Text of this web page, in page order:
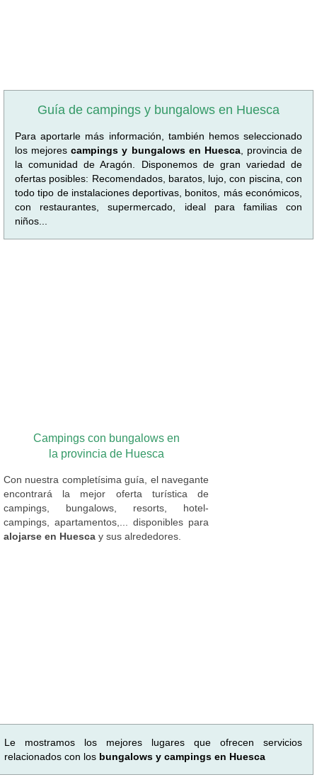
Guía de campings y bungalows en Huesca
Para aportarle más información, también hemos seleccionado
los mejorescampings y bungalows en Huesca, provincia de
la comunidad de Aragón. Disponemos de gran variedad de
ofertas posibles: Recomendados, baratos, lujo, con piscina, con
todo tipo de instalaciones deportivas, bonitos, más económicos,
con restaurantes, supermercado, ideal para familias con
niños...
Campings con bungalows en
la provincia de Huesca
Con nuestra completísima guía, el navegante
encontrará la mejor oferta turística de
campings, bungalows, resorts, hotel-
campings, apartamentos,... disponibles para
alojarse en Huesca y sus alrededores.
Le mostramos los mejores lugares que ofrecen servicios
relacionados con los bungalows y campings en Huesca